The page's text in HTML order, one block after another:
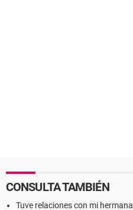
CONSULTA TAMBIÉN
Tuve relaciones con mi hermana